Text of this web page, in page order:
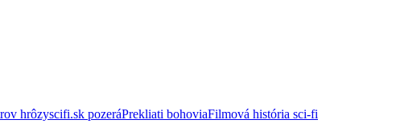
hrôzyscifi.sk pozeráPrekliati bohoviaFilmová história sci-fi